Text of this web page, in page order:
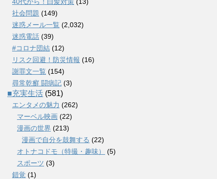
社会問題 (149)
迷惑メール一覧 (2,032)
迷惑電話 (39)
#コロナ団結 (12)
リスク回避！防災情報 (16)
謝罪文一覧 (154)
尋常乾癬 闘病記 (3)
■充実生活 (581)
エンタメの魅力 (262)
マーベル映画 (22)
漫画の世界 (213)
漫画で自分を鼓舞する (22)
オトナコドモ（特撮・趣味）
(5)
スポーツ (3)
錯覚 (1)